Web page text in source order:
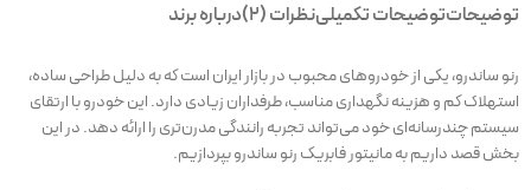
توضیحاتتوضیحات تکمیلینظرات (2) درباره برند
رنو ساندرو، یکی از خودروهای محبوب در بازار ایران است که به دلیل طراحی ساده،
استهلاک کم و هزینه نگهداری مناسب، طرفداران زیادی دارد. این خودرو با ارتقای
سیستم چندرسانه‌ای خود می‌تواند تجربه رانندگی مدرن‌تری را ارائه دهد. در این
بخش قصد داریم به مانیتور فابریک رنو ساندرو بپردازیم.